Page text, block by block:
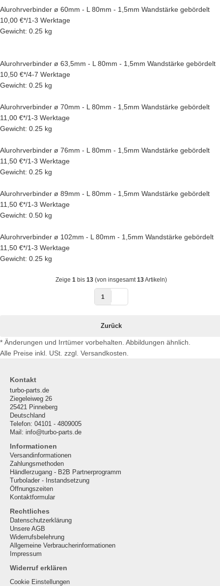
Alurohrverbinder ø 60mm - L 80mm - 1,5mm Wandstärke gebördelt
10,00 €*/1-3 Werktage
Gewicht: 0.25 kg
Alurohrverbinder ø 63,5mm - L 80mm - 1,5mm Wandstärke gebördelt
10,50 €*/4-7 Werktage
Gewicht: 0.25 kg
Alurohrverbinder ø 70mm - L 80mm - 1,5mm Wandstärke gebördelt
11,00 €*/1-3 Werktage
Gewicht: 0.25 kg
Alurohrverbinder ø 76mm - L 80mm - 1,5mm Wandstärke gebördelt
11,50 €*/1-3 Werktage
Gewicht: 0.25 kg
Alurohrverbinder ø 89mm - L 80mm - 1,5mm Wandstärke gebördelt
11,50 €*/1-3 Werktage
Gewicht: 0.50 kg
Alurohrverbinder ø 102mm - L 80mm - 1,5mm Wandstärke gebördelt
11,50 €*/1-3 Werktage
Gewicht: 0.25 kg
Zeige 1bis 13(von insgesamt13Artikeln)
1
Zurück
* Änderungen und Irrtümer vorbehalten. Abbildungen ähnlich.
Alle Preise inkl. USt. zzgl. Versandkosten.
Kontakt
turbo-parts.de
Ziegeleiweg 26
25421 Pinneberg
Deutschland
Telefon: 04101 - 4809005
Mail: info@turbo-parts.de
Informationen
Versandinformationen
Zahlungsmethoden
Händlerzugang - B2B Partnerprogramm
Turbolader - Instandsetzung
Öffnungszeiten
Kontaktformular
Rechtliches
Datenschutzerklärung
Unsere AGB
Widerrufsbelehrung
Allgemeine Verbraucherinformationen
Impressum
Widerruf erklären
Cookie Einstellungen